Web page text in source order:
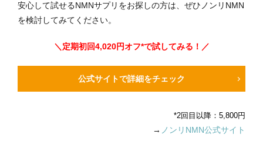
安心して試せるNMNサプリをお探しの方は、ぜひノンリNMN
を検討してみてください。
＼定期初回4,020円オフ*で試してみる！／
公式サイトで詳細をチェック
*2回目以降：5,800円
→ ノンリNMN公式サイト